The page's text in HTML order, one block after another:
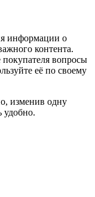
информации о
контента.
вопросы
её по своему
изменив одну
удобно.